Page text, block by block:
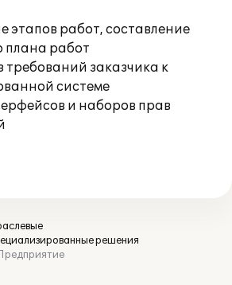
этапов работ, составление
плана работ
требований заказчика к
системе
и наборов прав
решения